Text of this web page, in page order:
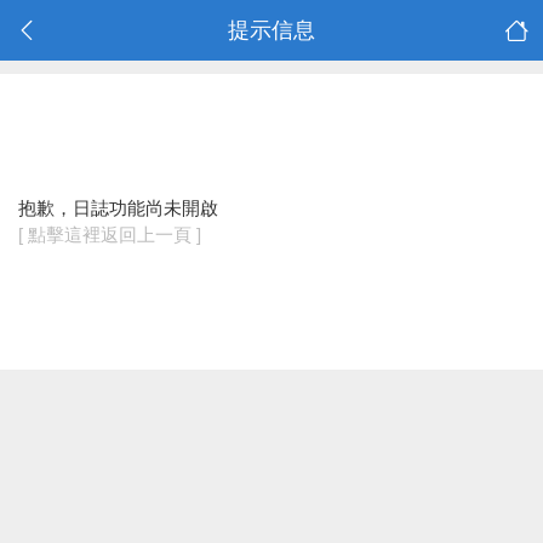
提示信息
抱歉，日誌功能尚未開啟
[ 點擊這裡返回上一頁 ]